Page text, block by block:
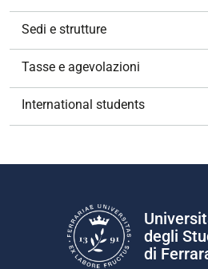
Sedi e strutture
Tasse e agevolazioni
International students
degli
di